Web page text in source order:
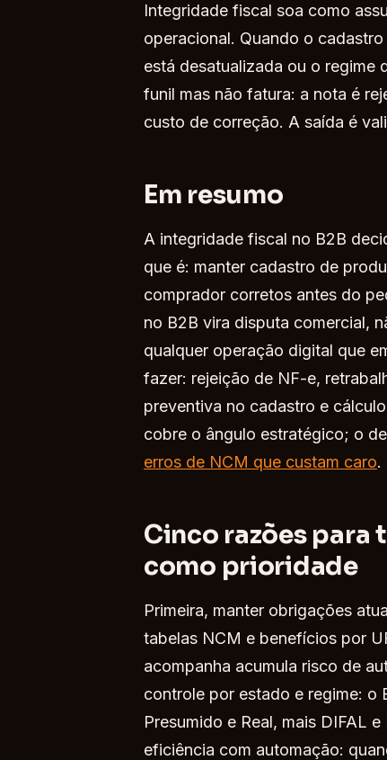
Integridade fiscal soa como
operacional. Quando o
está desatualizada ou o regime
funil mas não fatura: a nota é
custo de correção. A saída é
Em resumo
A integridade fiscal no B2B
que é: manter cadastro de
comprador corretos antes do
no B2B vira disputa comercial,
qualquer operação digital que
fazer: rejeição de NF-e,
preventiva no cadastro e
cobre o ângulo estratégico; o
erros de NCM que custam caro.
Cinco razões
como prioridade
Primeira, manter obrigações
tabelas NCM e benefícios por
acompanha acumula risco de
controle por estado e regime: o
Presumido e Real, mais DIFAL
eficiência com automação: